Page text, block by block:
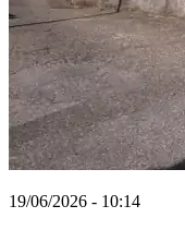
19/06/2026 - 10:14